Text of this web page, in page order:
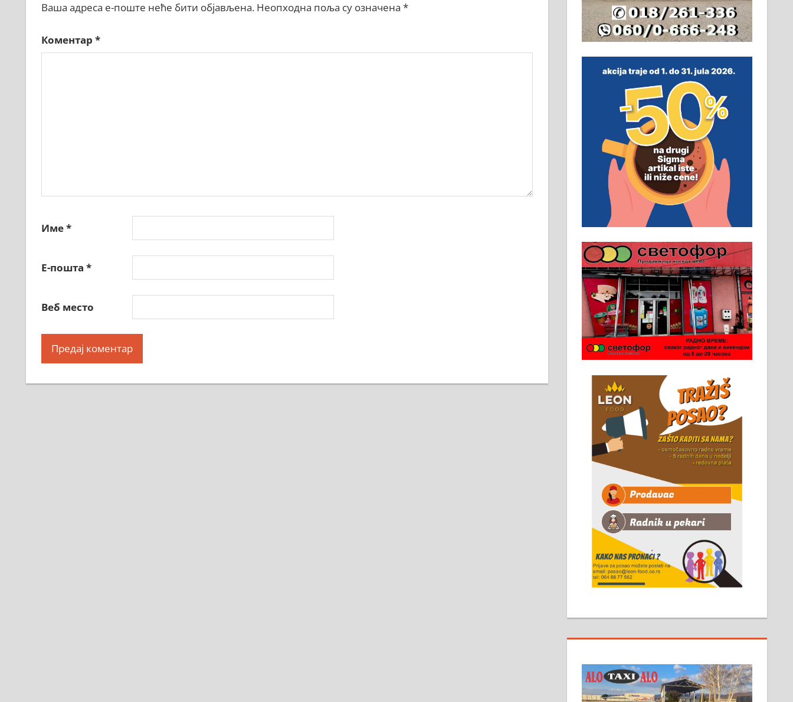
Ваша адреса е-поште неће бити објављена. Неопходна поља су означена *
Коментар *
Име*
Е-пошта *
Веб место
Рудник и флотација Рудник
д.о.о. Рудник запошљава 20
помоћника рудара. Услови:
Основна школа, пожељно
радно искуство на истим и
неопходан услов. Обезбеђен
смештај, превоз, исхрана.
032/57-41-122 – локал 22
Пружам услуге завршних
радова у грађевини,
хидроизолације и молерских
радова. 061/25-28-058
Ало таксију потребан возач са Б
категоријом. 064/02-85-511
Потребна два радника за рад на
стоваришту „Липа промет” у
Алексинцу. За више
информација доћи лично на
стовариште у улици Максима
Горког 26 сваког радног дана од
8 до 15 часова. 063/465-045
Чистим све врсте димњака.